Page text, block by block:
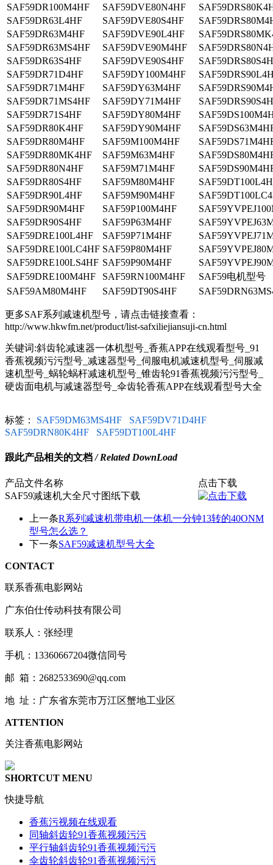
SAF59DR100M4HF
SAF59DVE80N4HF
SAF59DR63L4HF
SAF59DVE80S4HF
SAF59DR63M4HF
SAF59DVE90L4HF
SAF59DR63MS4HF
SAF59DVE90M4HF
SAF59DR63S4HF
SAF59DVE90S4HF
SAF59DR71D4HF
SAF59DY100M4HF
SAF59DR71M4HF
SAF59DY63M4HF
SAF59DR71MS4HF
SAF59DY71M4HF
SAF59DR71S4HF
SAF59DY80M4HF
SAF59DR80K4HF
SAF59DY90M4HF
SAF59DR80M4HF
SAF59M100M4HF
SAF59DR80MK4HF
SAF59M63M4HF
SAF59DR80N4HF
SAF59M71M4HF
SAF59DR80S4HF
SAF59M80M4HF
SAF59DR90L4HF
SAF59M90M4HF
SAF59DR90M4HF
SAF59P100M4HF
SAF59DR90S4HF
SAF59P63M4HF
SAF59DRE100L4HF
SAF59P71M4HF
SAF59DRE100LC4HF SAF59P80M4HF
SAF59DRE100LS4HF SAF59P90M4HF
SAF59DRE100M4HF
SAF59RN100M4HF
SAF59电机型号
SAF59AM80M4HF
SAF59DT90S4HF
更多SAF系列减速机型号，请点击链接查看：
http://www.hkwfm.net/product/list-safxiliejiansuji-cn.html
关键词:斜齿轮减速器一体机型号_香蕉APP在线观看型号_91
香蕉视频污污型号_减速器型号_伺服电机减速机型号_伺服减
速机型号_蜗轮蜗杆减速机型号_锥齿轮91香蕉视频污污型号_
硬齿面电机与减速器型号_伞齿轮香蕉APP在线观看型号大全
标签： SAF59DM63MS4HF
SAF59DV71D4HF
SAF59DRN80K4HF
SAF59DT100L4HF
跟此产品相关的文档/ Related DownLoad
产品文件名称
点击下载
SAF59减速机大全尺寸图纸下载
上一条R系列减速机带电机一体机一分钟13转的40ONM
型号怎么选？
下一条SAF59减速机型号大全
CONTACT
联系香蕉电影网站
广东伯仕传动科技有限公司
联系人：张经理
手机：13360667204微信同号
邮 箱：2682533690@qq.com
地 址：广东省东莞市万江区蟹地工业区
ATTENTION
关注香蕉电影网站
SHORTCUT MENU
快捷导航
香蕉污视频在线观看
同轴斜齿轮91香蕉视频污污
平行轴斜齿轮91香蕉视频污污
伞齿轮斜齿轮91香蕉视频污污